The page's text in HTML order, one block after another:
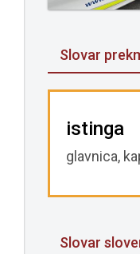
Slovar
istinga
glavnica,
Slovar